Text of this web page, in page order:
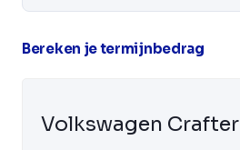
Bereken je termijnbedrag
Volkswagen Crafter